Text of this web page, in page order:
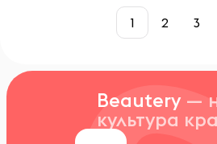
1 2 3
Beautery —
культура